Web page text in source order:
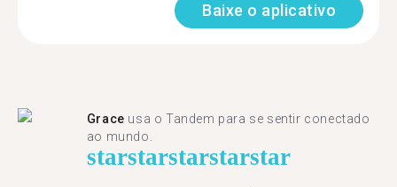
Baixe o aplicativo
Grace usa o Tandem para se sentir conectado
ao mundo.
starstarstarstarstar